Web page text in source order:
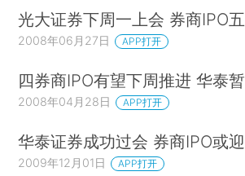
光大证券下周一上会 券商IPO
2008年06月27日 APP打开
四券商IPO有望下周推进 华泰
2008年04月28日 APP打开
华泰证券成功过会 券商IPO或
2009年12月01日 APP打开